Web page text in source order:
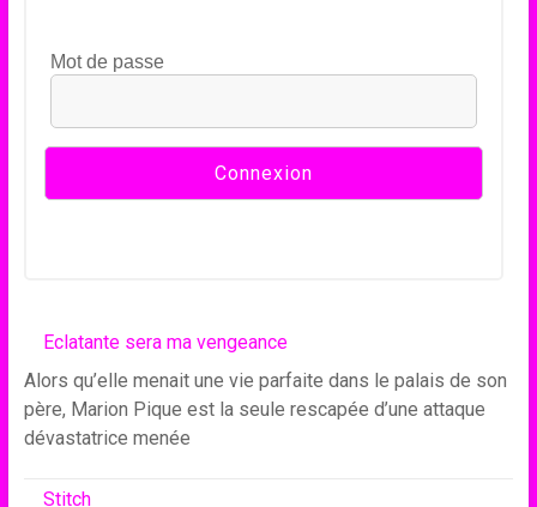
Mot de passe
Eclatante sera ma vengeance
Alors qu’elle menait une vie parfaite dans le palais de son
père, Marion Pique est la seule rescapée d’une attaque
dévastatrice menée
Stitch